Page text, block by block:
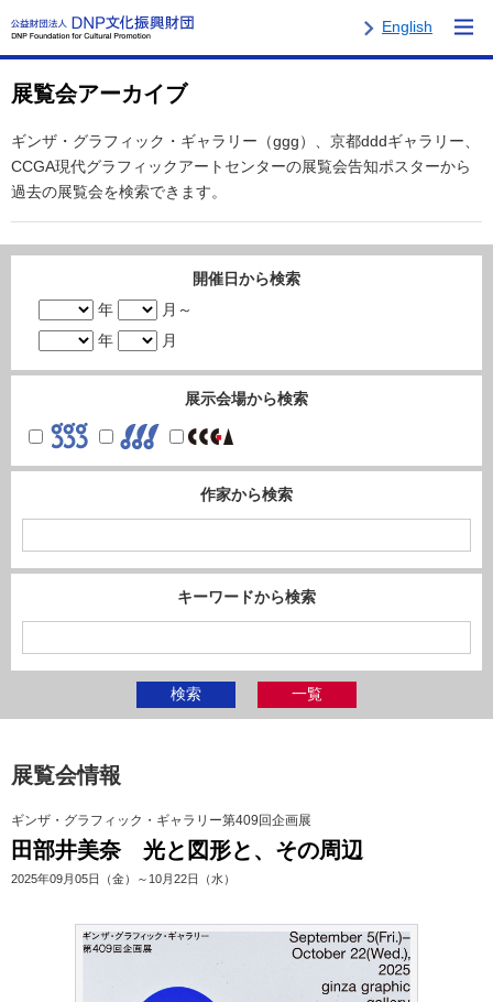
English
展覧会アーカイブ
ギンザ・グラフィック・ギャラリー（ggg）、京都dddギャラリー、
CCGA現代グラフィックアートセンターの展覧会告知ポスターから
過去の展覧会を検索できます。
開催日から検索
年
月～
年
月
展示会場から検索
作家から検索
キーワードから検索
検索 一覧
展覧会情報
ギンザ・グラフィック・ギャラリー第409回企画展
田部井美奈 光と図形と、その周辺
2025年09月05日（金）～10月22日（水）